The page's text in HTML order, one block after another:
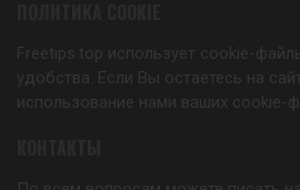
Freetips.top использует cookie-
удобства. Если Вы остаетесь на
использование нами ваших cookie-